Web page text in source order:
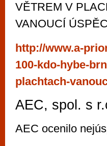
VĚTREM V
VANOUCÍ
http://www.a-
100-kdo-hybe-
plachtach-
AEC, spol. s
AEC ocenilo